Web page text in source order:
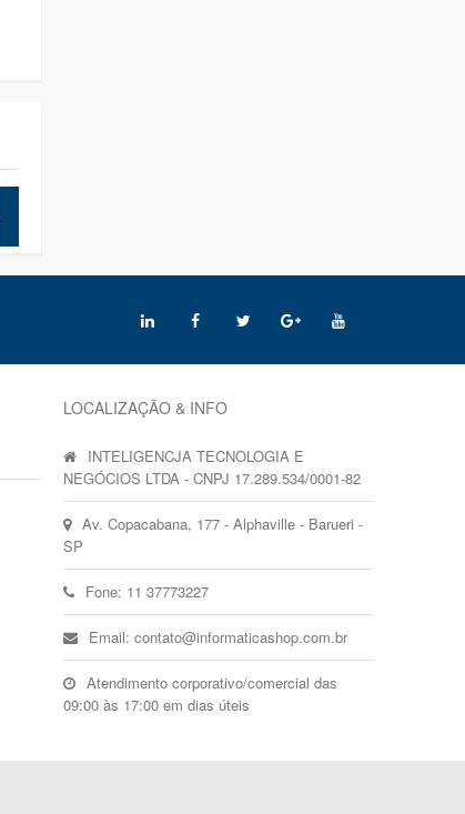
LOCALIZAÇÃO & INFO
INTELIGENCJA TECNOLOGIA E
NEGÓCIOS LTDA - CNPJ 17.289.534/0001-82
Av. Copacabana, 177 - Alphaville - Barueri -
SP
Fone: 11 37773227
Email: contato@informaticashop.com.br
Atendimento corporativo/comercial das
09:00 às 17:00 em dias úteis